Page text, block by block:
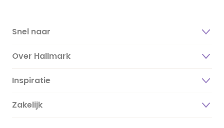
Snel naar
Over Hallmark
Over ons
Duurzaamheid
Inspiratie
Magazine
Zakelijk